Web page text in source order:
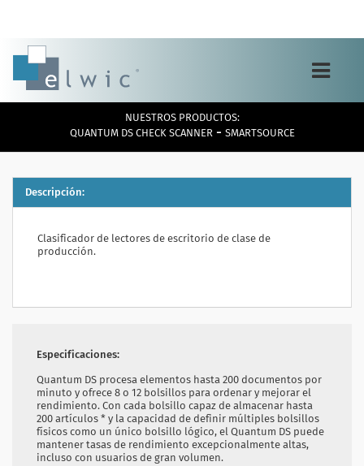
Toggle
navigation
NUESTROS PRODUCTOS:
QUANTUM DS CHECK SCANNER- SMARTSOURCE
Descripción:
Clasificador de lectores de escritorio de clase de
producción.
Especificaciones:
Quantum DS procesa elementos hasta 200 documentos por
minuto y ofrece 8 o 12 bolsillos para ordenar y mejorar el
rendimiento. Con cada bolsillo capaz de almacenar hasta
200 artículos * y la capacidad de definir múltiples bolsillos
físicos como un único bolsillo lógico, el Quantum DS puede
mantener tasas de rendimiento excepcionalmente altas,
incluso con usuarios de gran volumen.